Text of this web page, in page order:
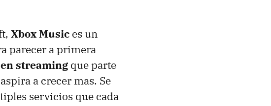
Xbox Music es un
parecer a primera
streaming que parte
a crecer mas. Se
servicios que cada